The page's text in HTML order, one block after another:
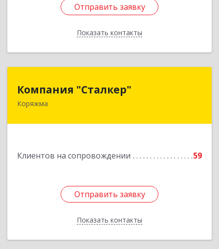
Отправить заявку
Показать контакты
Отправить заявку
Назад
Компания "Сталкер"
Коряжма
Клиентов на сопровождении 59
Отправить заявку
Показать контакты
Отправить заявку
Назад